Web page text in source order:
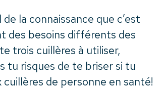
la connaissance que c’est
des besoins différents des
trois cuillères à utiliser,
tu risques de te briser si tu
cuillères de personne en santé!